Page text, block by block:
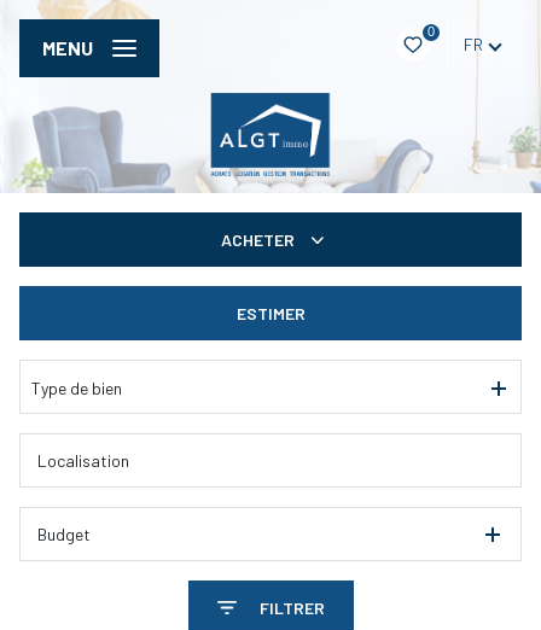
0
FR
MENU
ACHETER
ESTIMER
Type de bien
Budget
FILTRER